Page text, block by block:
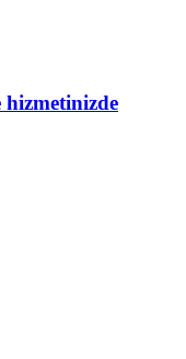
hizmetinizde